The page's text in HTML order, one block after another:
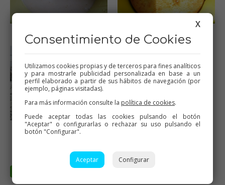
Torta de llanda de naranja
olla GM
X
Consentimiento de Cookies
Utilizamos cookies propias y de terceros para fines analíticos
y para mostrarle publicidad personalizada en base a un
perfil elaborado a partir de sus hábitos de navegación (por
ejemplo, páginas visitadas).
Para más información consulte la política de cookies.
Puede aceptar todas las cookies pulsando el botón
"Aceptar" o configurarlas o rechazar su uso pulsando el
botón "Configurar".
Aceptar Configurar